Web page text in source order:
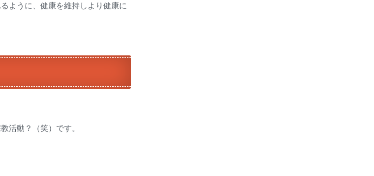
ように、健康を維持しより健康に
活動？（笑）です。